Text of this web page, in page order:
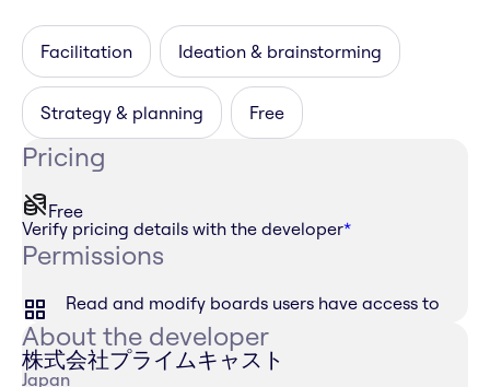
Facilitation Ideation & brainstorming
Strategy & planning Free
Pricing
Free
Verify pricing details with the developer*
Permissions
Read and modify boards users have access to
About the developer
株式会社プライムキャスト
Japan